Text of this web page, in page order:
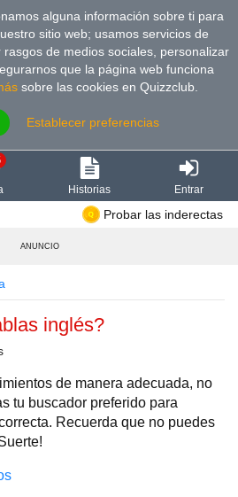
alguna información sobre ti para
sitio web; usamos servicios de
de medios sociales, personalizar
que la página web funciona
sobre las cookies en Quizzclub.
Establecer preferencias
Historias Entrar
Probar las inderectas
ANUNCIO
inglés?
de manera adecuada, no
tu buscador preferido para
Recuerda que no puedes